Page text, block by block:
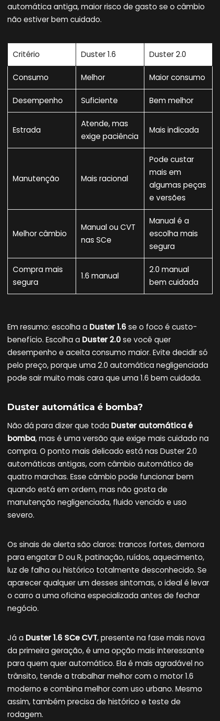
automática antiga, maior risco de gasto se o câmbio
não estiver bem cuidado.
Critério Duster 1.6 Duster 2.0
Consumo Melhor Maior consumo
Desempenho Suficiente Bem melhor
Estrada
Atende, mas
exige paciência
Mais indicada
Manutenção Mais racional
Pode custar
mais em
algumas peças
e versões
Melhor câmbio
Manual ou CVT
nas SCe
Manual é a
escolha mais
segura
Compra mais
segura
1.6 manual
2.0 manual
bem cuidada
Em resumo: escolha a Duster 1.6se o foco é custo-
benefício. Escolha a Duster 2.0se você quer
desempenho e aceita consumo maior. Evite decidir só
pelo preço, porque uma 2.0 automática negligenciada
pode sair muito mais cara que uma 1.6 bem cuidada.
Duster automática é bomba?
Não dá para dizer que toda Duster automática é
bomba, mas é uma versão que exige mais cuidado na
compra. O ponto mais delicado está nas Duster 2.0
automáticas antigas, com câmbio automático de
quatro marchas. Esse câmbio pode funcionar bem
quando está em ordem, mas não gosta de
manutenção negligenciada, fluido vencido e uso
severo.
Os sinais de alerta são claros: trancos fortes, demora
para engatar D ou R, patinação, ruídos, aquecimento,
luz de falha ou histórico totalmente desconhecido. Se
aparecer qualquer um desses sintomas, o ideal é levar
o carro a uma oficina especializada antes de fechar
negócio.
Já a Duster 1.6 SCe CVT, presente na fase mais nova
da primeira geração, é uma opção mais interessante
para quem quer automático. Ela é mais agradável no
trânsito, tende a trabalhar melhor com o motor 1.6
moderno e combina melhor com uso urbano. Mesmo
assim, também precisa de histórico e teste de
rodagem.